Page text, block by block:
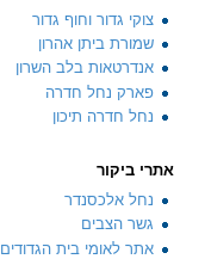
צוקי גדור וחוף גדור
שמורת ביתן אהרון
אנדרטאות בלב השרון
פארק נחל חדרה
נחל חדרה תיכון
אתרי ביקור
נחל אלכסנדר
גשר הצבים
אתר לאומי בית הגדודים